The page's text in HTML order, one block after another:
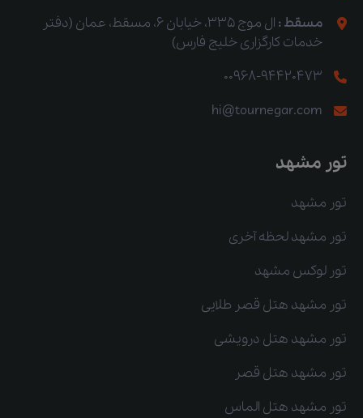
مسقط :
ال موج 335، خیابان 6، مسقط، عمان (دفتر
خدمات کارگزاری خلیج فارس)
00968-94420473
hi@tournegar.com
تور مشهد
تور مشهد
تور مشهد لحظه آخری
تور لوکس مشهد
تور مشهد هتل قصر طلایی
تور مشهد هتل درویشی
تور مشهد هتل قصر
تور مشهد هتل الماس